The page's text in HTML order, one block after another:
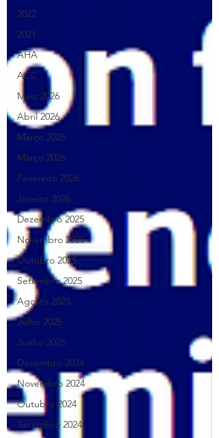
2022
2021
AHA
ACC
Maio 2026
Abril 2026
Março 2026
Março 2026
Fevereiro 2026
Janeiro 2026
Dezembro 2025
Novembro 2025
Outubro 2025
Setembro 2025
Agosto 2025
Julho 2025
Junho 2025
Dezembro 2024
Novembro 2024
Outubro 2024
Setembro 2024